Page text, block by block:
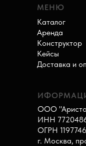
МЕНЮ
Каталог
Аренда
Конструктор
Кейсы
Доставка и
ООО
ИНН
ОГРН
г. Москва,